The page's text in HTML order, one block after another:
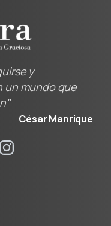
y
un mundo que
César Manrique